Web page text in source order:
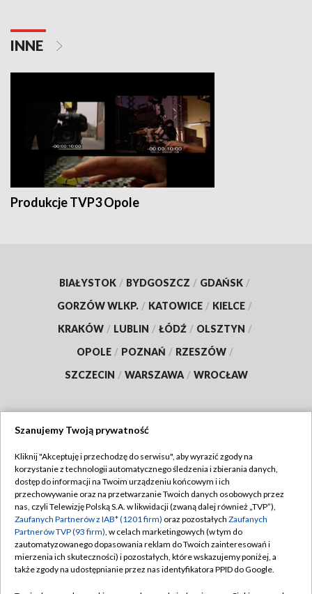
INNE
Produkcje TVP3 Opole
BIAŁYSTOK / BYDGOSZCZ / GDAŃSK /
GORZÓW WLKP. / KATOWICE / KIELCE /
KRAKÓW / LUBLIN / ŁÓDŹ / OLSZTYN /
OPOLE / POZNAŃ / RZESZÓW /
SZCZECIN / WARSZAWA / WROCŁAW
TVP
Abonament TVP
Emisja w TVP
Centrum informacji TVP
Naziemna Telewizja Cyfrowa
Regulamin TVP
Polityka prywatności
Moje zgody
Pomoc
Szanujemy Twoją prywatność
Kliknij "Akceptuję i przechodzę do serwisu", aby wyrazić zgody na
korzystanie z technologii automatycznego śledzenia i zbierania danych,
dostęp do informacji na Twoim urządzeniu końcowym i ich
przechowywanie oraz na przetwarzanie Twoich danych osobowych przez
nas, czyli Telewizję Polską S.A. w likwidacji (zwaną dalej również „TVP”),
Zaufanych Partnerów z IAB* (1201 firm) oraz pozostałych Zaufanych
Partnerów TVP (93 firm), w celach marketingowych (w tym do
zautomatyzowanego dopasowania reklam do Twoich zainteresowań i
mierzenia ich skuteczności) i pozostałych, które wskazujemy poniżej, a
także zgody na udostępnianie przez nas identyfikatora PPID do Google.